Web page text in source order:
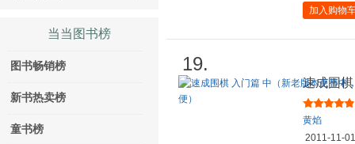
当当图书榜
图书畅销榜
新书热卖榜
童书榜
加入购物
19.
速成围
版不含
黄焰
2011-11-01